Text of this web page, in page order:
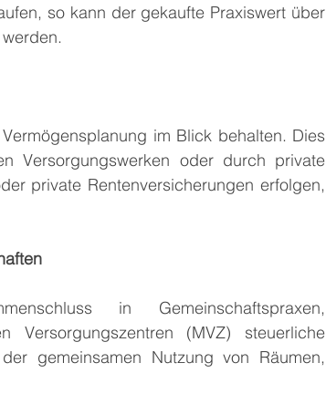
so kann der gekaufte Praxiswert über
im Blick behalten. Dies
Versorgungswerken oder durch private
private Rentenversicherungen erfolgen,
in Gemeinschaftspraxen,
Versorgungszentren (MVZ) steuerliche
gemeinsamen Nutzung von Räumen,